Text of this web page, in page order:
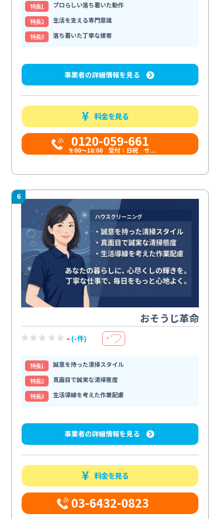
特⻑1
プロらしい落ち着いた動作
特⻑2
生活を支える専門意識
特⻑3
落ち着いた丁寧な接客
事業者の詳細情報を見る
料金を見る
0120-059-661
9:00〜18:00 受付：日祝 サ...
6
おそうじ革命
- (-件) ＋
特⻑1
誠意を持った清掃スタイル
特⻑2
真面目で誠実な清掃態度
特⻑3
生活導線を考えた作業配慮
事業者の詳細情報を見る
料金を見る
03-6432-0823